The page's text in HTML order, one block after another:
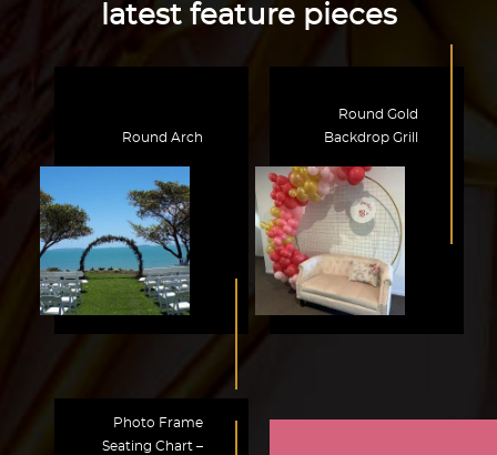
latest feature pieces
Round Arch
Round Gold
Backdrop Grill
Photo Frame
Seating Chart –